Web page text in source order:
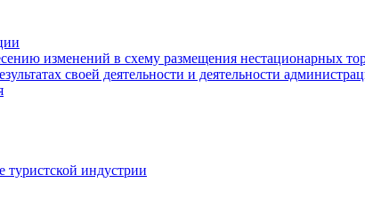
изменений в схему размещения нестационарных
своей деятельности и деятельности
туристской индустрии